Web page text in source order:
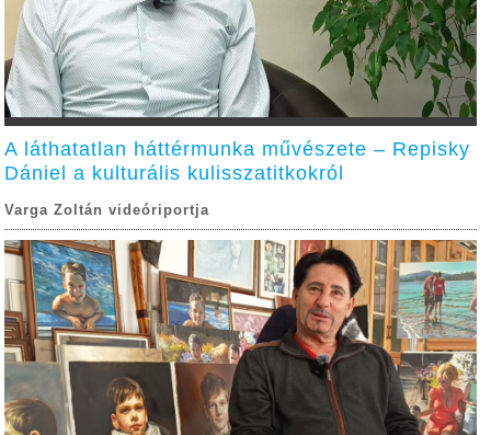
A láthatatlan háttérmunka művészete – Repisky
Dániel a kulturális kulisszatitkokról
Varga Zoltán videóriportja